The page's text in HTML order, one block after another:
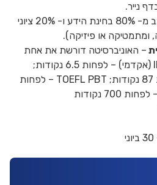
נייר.
מורכב מ- 80% בחינת הידע ו- 20% ציוני
ומתמטיקה או פיזיקה).
– האוניברסיטה דורשת את אחת
התוצאות האלו: IELTS (אקדמי) – לפחות 6.5 נקודות;
TOEFL iBT – לפחות 87 נקודות; TOEFL PBT – לפחות